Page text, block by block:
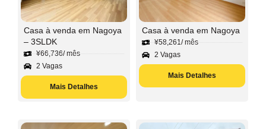
Casa à venda em Nagoya
– 3SLDK
¥66,736/ mês
2 Vagas
Mais Detalhes
Casa à venda em Nagoya
¥58,261/ mês
2 Vagas
Mais Detalhes